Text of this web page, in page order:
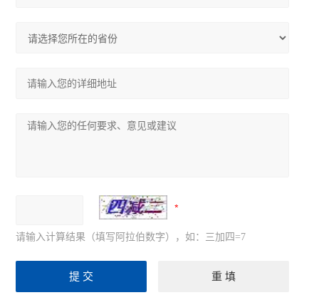
请输入计算结果（填写阿拉伯数字），如：三加四=7